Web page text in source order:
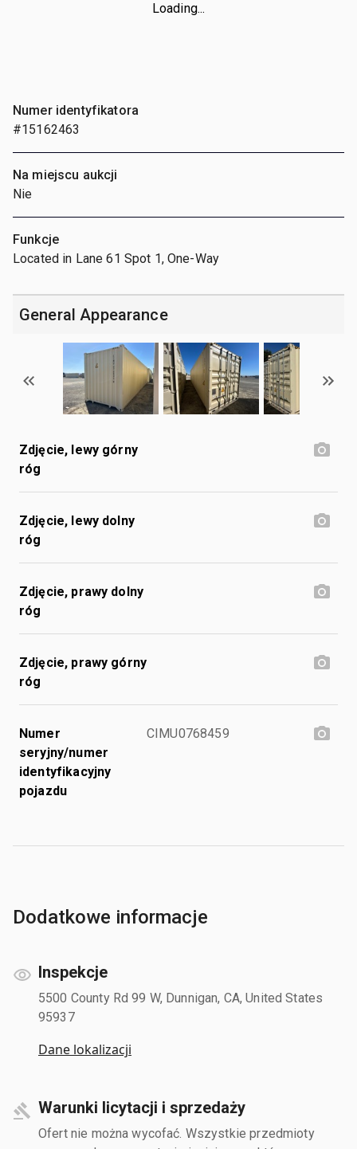
Loading...
Numer identyfikatora
#15162463
Na miejscu aukcji
Nie
Funkcje
Located in Lane 61 Spot 1, One-Way
General Appearance
Zdjęcie, lewy górny
róg
Zdjęcie, lewy dolny
róg
Zdjęcie, prawy dolny
róg
Zdjęcie, prawy górny
róg
Numer
seryjny/numer
identyfikacyjny
pojazdu
CIMU0768459
Dodatkowe informacje
Inspekcje
5500 County Rd 99 W, Dunnigan, CA, United States
95937
Dane lokalizacji
Warunki licytacji i sprzedaży
Ofert nie można wycofać. Wszystkie przedmioty